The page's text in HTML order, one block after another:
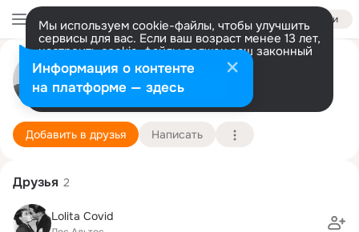
Войти
Мы используем cookie-файлы, чтобы улучшить
сервисы для вас. Если ваш возраст менее 13 лет,
настроить cookie-файлы должен ваш законный
представитель. Больше информации
Разрешить все Настроить
Miposhka ᅠᅠᅠ
Омск 4 июня Подробнее
Добавить в друзья Написать
Друзья 2
Lolita Covid
Информация о контенте
на платформе — здесь